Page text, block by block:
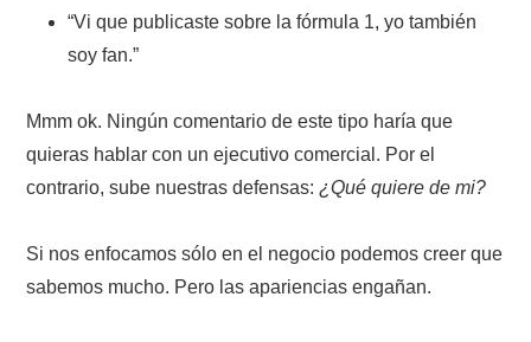
“Vi que publicaste sobre la fórmula 1, yo también
soy fan.”
Mmm ok. Ningún comentario de este tipo haría que
quieras hablar con un ejecutivo comercial. Por el
contrario, sube nuestras defensas:¿Qué quiere de mi?
Si nos enfocamos sólo en el negocio podemos creer que
sabemos mucho. Pero las apariencias engañan.